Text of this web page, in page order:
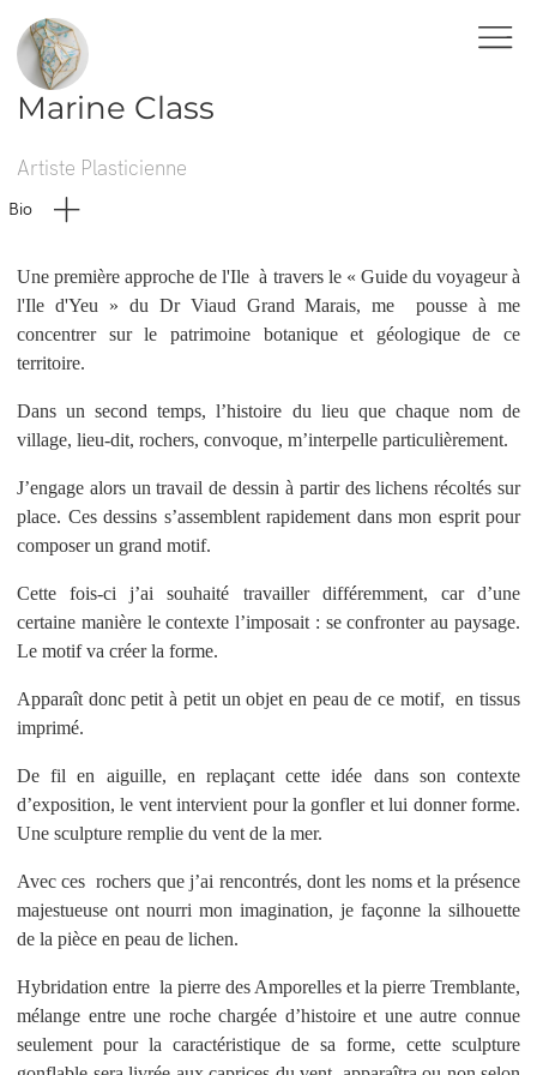
Marine Class
Artiste Plasticienne
Bio
Une première approche de l'Ile à travers le « Guide du voyageur à
l'Ile d'Yeu » du Dr Viaud Grand Marais, me pousse à me
concentrer sur le patrimoine botanique et géologique de ce
territoire.
Dans un second temps, l’histoire du lieu que chaque nom de
village, lieu-dit, rochers, convoque, m’interpelle particulièrement.
J’engage alors un travail de dessin à partir des lichens récoltés sur
place. Ces dessins s’assemblent rapidement dans mon esprit pour
composer un grand motif.
Cette fois-ci j’ai souhaité travailler différemment, car d’une
certaine manière le contexte l’imposait : se confronter au paysage.
Le motif va créer la forme.
Apparaît donc petit à petit un objet en peau de ce motif, en tissus
imprimé.
De fil en aiguille, en replaçant cette idée dans son contexte
d’exposition, le vent intervient pour la gonfler et lui donner forme.
Une sculpture remplie du vent de la mer.
Avec ces rochers que j’ai rencontrés, dont les noms et la présence
majestueuse ont nourri mon imagination, je façonne la silhouette
de la pièce en peau de lichen.
Hybridation entre la pierre des Amporelles et la pierre Tremblante,
mélange entre une roche chargée d’histoire et une autre connue
seulement pour la caractéristique de sa forme, cette sculpture